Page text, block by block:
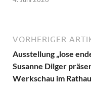
VORHERIGER
Ausstellung „lose
Susanne Dilger
Werkschau im